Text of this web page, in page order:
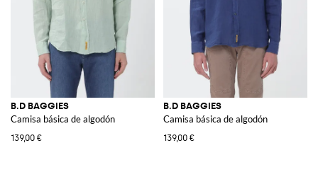
B.D BAGGIES
Camisa básica de algodón
139,00 €
B.D BAGGIES
Camisa básica de algodón
139,00 €